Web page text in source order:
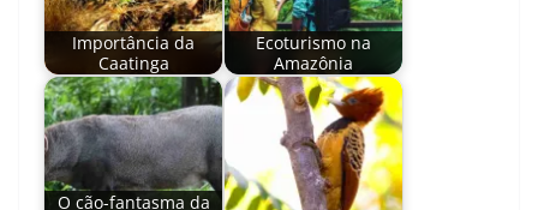
Importância da
Caatinga
Ecoturismo na
Amazônia
O cão-fantasma da